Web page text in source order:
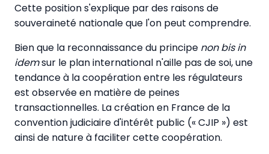
Cette position s'explique par des raisons de
souveraineté nationale que l'on peut comprendre.
Bien que la reconnaissance du principe non bis in
idemsur le plan international n'aille pas de soi, une
tendance à la coopération entre les régulateurs
est observée en matière de peines
transactionnelles. La création en France de la
convention judiciaire d'intérêt public (« CJIP ») est
ainsi de nature à faciliter cette coopération.